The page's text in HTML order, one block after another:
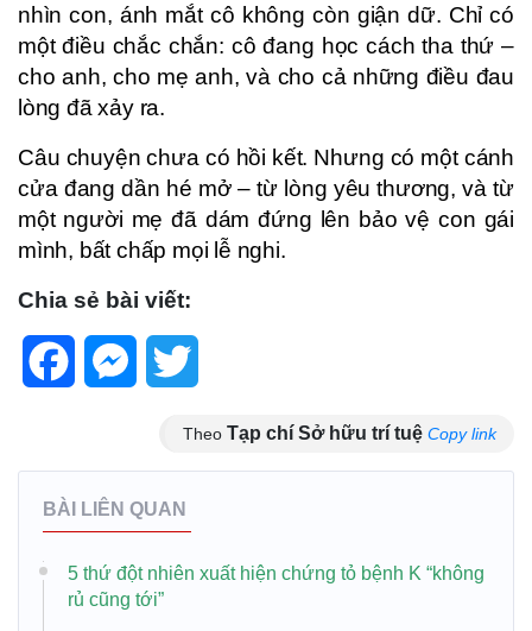
nhìn con, ánh mắt cô không còn giận dữ. Chỉ có
một điều chắc chắn: cô đang học cách tha thứ –
cho anh, cho mẹ anh, và cho cả những điều đau
lòng đã xảy ra.
Câu chuyện chưa có hồi kết. Nhưng có một cánh
cửa đang dần hé mở – từ lòng yêu thương, và từ
một người mẹ đã dám đứng lên bảo vệ con gái
mình, bất chấp mọi lễ nghi.
Chia sẻ bài viết:
FacebookMessenger
Theo Tạp chí Sở hữu trí tuệ Copy link
BÀI LIÊN QUAN
5 thứ đột nhiên xuất hiện chứng tỏ bệnh K “không
rủ cũng tới”